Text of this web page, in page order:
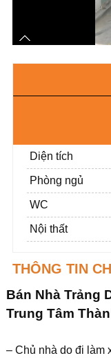
Diện tích
Phòng ngủ
WC
Nội thất
THÔNG TIN
Bán Nhà Trảng
Trung Tâm
– Chủ nhà do đi làm